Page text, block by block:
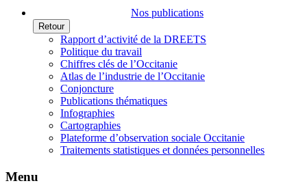
Nos publications
Retour
Rapport d’activité de la DREETS
Politique du travail
Chiffres clés de l’Occitanie
Atlas de l’industrie de l’Occitanie
Conjoncture
Publications thématiques
Infographies
Cartographies
Plateforme d’observation sociale Occitanie
Traitements statistiques et données personnelles
Menu